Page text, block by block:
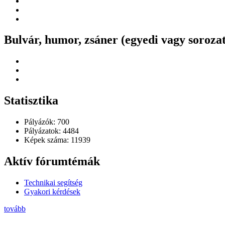
Bulvár, humor, zsáner (egyedi vagy
Statisztika
Pályázók: 700
Pályázatok: 4484
Képek száma: 11939
Aktív fórumtémák
Technikai segítség
Gyakori kérdések
tovább